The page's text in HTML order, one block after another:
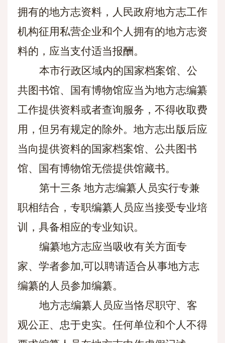
拥有的地方志资料，人民政府地方志工作
机构征用私营企业和个人拥有的地方志资
料的，应当支付适当报酬。
本市行政区域内的国家档案馆、公
共图书馆、国有博物馆应当为地方志编纂
工作提供资料或者查询服务，不得收取费
用，但另有规定的除外。地方志出版后应
当向提供资料的国家档案馆、公共图书
馆、国有博物馆无偿提供馆藏书。
第十三条 地方志编纂人员实行专兼
职相结合，专职编纂人员应当接受专业培
训，具备相应的专业知识。
编纂地方志应当吸收有关方面专
家、学者参加,可以聘请适合从事地方志
编纂的人员参加编纂。
地方志编纂人员应当恪尽职守、客
观公正、忠于史实。任何单位和个人不得